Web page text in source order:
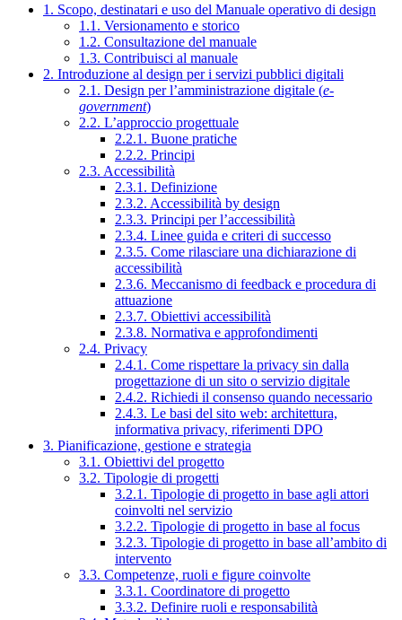
1. Scopo, destinatari e uso del Manuale operativo di design
1.1. Versionamento e storico
1.2. Consultazione del manuale
1.3. Contribuisci al manuale
2. Introduzione al design per i servizi pubblici digitali
2.1. Design per l’amministrazione digitale (e-
government)
2.2. L’approccio progettuale
2.2.1. Buone pratiche
2.2.2. Principi
2.3. Accessibilità
2.3.1. Definizione
2.3.2. Accessibilità by design
2.3.3. Principi per l’accessibilità
2.3.4. Linee guida e criteri di successo
2.3.5. Come rilasciare una dichiarazione di
accessibilità
2.3.6. Meccanismo di feedback e procedura di
attuazione
2.3.7. Obiettivi accessibilità
2.3.8. Normativa e approfondimenti
2.4. Privacy
2.4.1. Come rispettare la privacy sin dalla
progettazione di un sito o servizio digitale
2.4.2. Richiedi il consenso quando necessario
2.4.3. Le basi del sito web: architettura,
informativa privacy, riferimenti DPO
3. Pianificazione, gestione e strategia
3.1. Obiettivi del progetto
3.2. Tipologie di progetti
3.2.1. Tipologie di progetto in base agli attori
coinvolti nel servizio
3.2.2. Tipologie di progetto in base al focus
3.2.3. Tipologie di progetto in base all’ambito di
intervento
3.3. Competenze, ruoli e figure coinvolte
3.3.1. Coordinatore di progetto
3.3.2. Definire ruoli e responsabilità